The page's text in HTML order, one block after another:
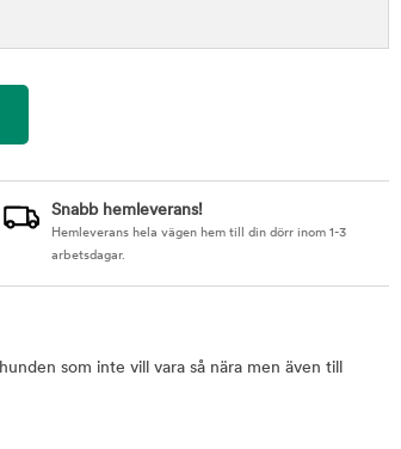
Snabb hemleverans!
Hemleverans hela vägen hem till din dörr inom 1-3
arbetsdagar.
som inte vill vara så nära men även till